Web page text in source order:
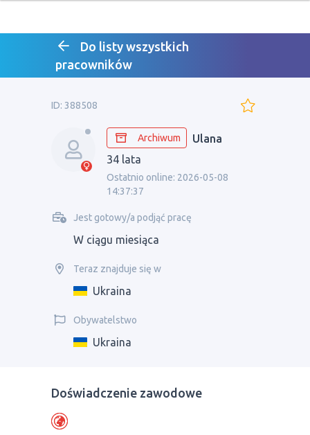
Do listy wszystkich
pracowników
ID: 388508
Archiwum
Ulana
34 lata
Ostatnio online: 2026-05-08
14:37:37
Jest gotowy/a podjąć pracę
W ciągu miesiąca
Teraz znajduje się w
Ukraina
Obywatelstwo
Ukraina
Doświadczenie zawodowe